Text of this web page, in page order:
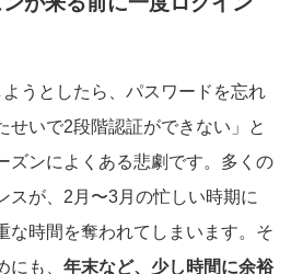
ようとしたら、パスワードを忘れ
せいで2段階認証ができない」と
ズンによくある悲劇です。多くの
スが、2月〜3月の忙しい時期に
な時間を奪われてしまいます。そ
にも、 年末など、少し時間に余裕